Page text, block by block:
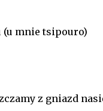
mnie tsipouro)
z gniazd